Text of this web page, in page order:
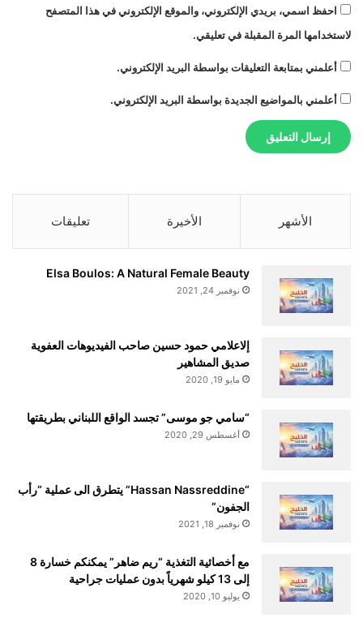
احفظ اسمي، بريدي الإلكتروني، والموقع الإلكتروني في هذا المتصفح
لاستخدامها المرة المقبلة في تعليقي.
أعلمني بمتابعة التعليقات بواسطة البريد الإلكتروني.
أعلمني بالمواضيع الجديدة بواسطة البريد الإلكتروني.
الأشهر الأخيرة تعليقات
Elsa Boulos: A Natural Female Beauty
نوفمبر 24, 2021
إلاعلامي حمود حسين صاحب الفيديوهات العفوية
صديق المشاهير
مايو 19, 2020
“سامي جو موسى” تجسد الواقع اللبناني بطريقتها
أغسطس 29, 2020
“Hassan Nassreddine” يتطرق الى عملية “رأب
الجفون”
نوفمبر 18, 2021
مع أخصائية التغذية “ريم ضاهر” يمكنكم خسارة 8
إلى 13 كيلو شهرياً بدون عمليات جراحية
يوليو 10, 2020